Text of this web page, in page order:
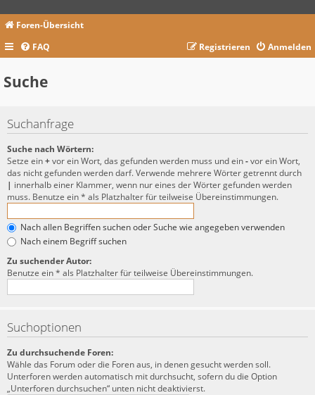
Foren-Übersicht
FAQ
Anmelden
Registrieren
Suche
Suchanfrage
Suche nach Wörtern:
Setze ein+vor ein Wort, das gefunden werden muss und ein-vor ein Wort,
das nicht gefunden werden darf. Verwende mehrere Wörter getrennt durch
| innerhalb einer Klammer, wenn nur eines der Wörter gefunden werden
muss. Benutze ein * als Platzhalter für teilweise Übereinstimmungen.
Nach allen Begriffen suchen oder Suche wie angegeben verwenden
Nach einem Begriff suchen
Zu suchender Autor:
Benutze ein * als Platzhalter für teilweise Übereinstimmungen.
Suchoptionen
Zu durchsuchende Foren:
Wähle das Forum oder die Foren aus, in denen gesucht werden soll.
Unterforen werden automatisch mit durchsucht, sofern du die Option
„Unterforen durchsuchen“ unten nicht deaktivierst.